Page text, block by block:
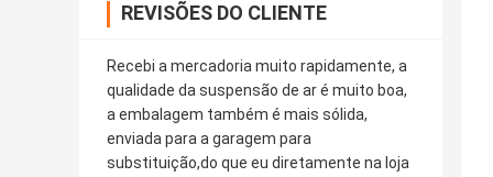
REVISÕES DO CLIENTE
Recebi a mercadoria muito rapidamente, a
qualidade da suspensão de ar é muito boa,
a embalagem também é mais sólida,
enviada para a garagem para
substituição,do que eu diretamente na loja